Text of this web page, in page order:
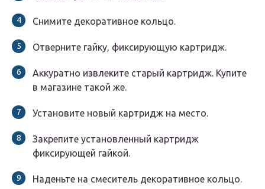
Снимите декоративное кольцо.
Отверните гайку, фиксирующую картридж.
Аккуратно извлеките старый картридж. Купите
в магазине такой же.
Установите новый картридж на место.
Закрепите установленный картридж
фиксирующей гайкой.
Наденьте на смеситель декоративное кольцо.